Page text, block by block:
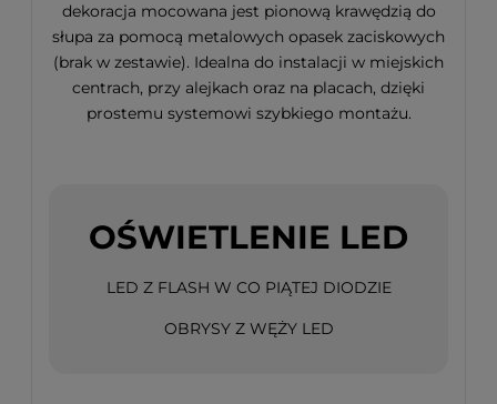
dekoracja mocowana jest pionową krawędzią do
słupa za pomocą metalowych opasek zaciskowych
(brak w zestawie). Idealna do instalacji w miejskich
centrach, przy alejkach oraz na placach, dzięki
prostemu systemowi szybkiego montażu.
OŚWIETLENIE LED
LED Z FLASH W CO PIĄTEJ DIODZIE
OBRYSY Z WĘŻY LED